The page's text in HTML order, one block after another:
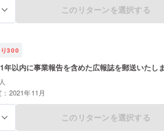
このリターンを選択する
300
年以内に事業報告を含めた広報誌を郵送いたしま
2021年11月
このリターンを選択する